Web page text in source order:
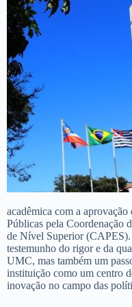
acadêmica com a
Públicas pela Coordenação
de Nível Superior (CAPES).
testemunho do rigor e da
UMC, mas também um
instituição como um centro
inovação no campo das